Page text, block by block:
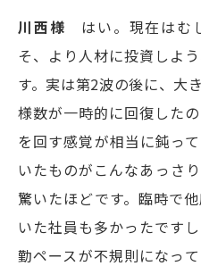
川西様 はい。現在はむ
そ、より人材に投資しよ
す。実は第2波の後に、大
様数が一時的に回復した
を回す感覚が相当に鈍っ
いたものがこんなあっさ
驚いたほどです。臨時で
いた社員も多かったです
勤ペースが不規則になっ